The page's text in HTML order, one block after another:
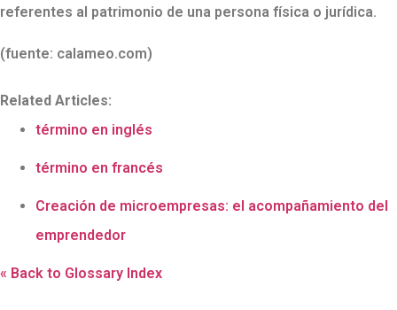
referentes al patrimonio de una persona física o jurídica.
(fuente: calameo.com)
Related Articles:
término en inglés
término en francés
Creación de microempresas: el acompañamiento del
emprendedor
« Back to Glossary Index